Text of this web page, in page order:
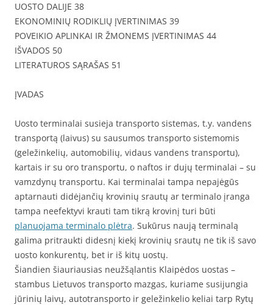
UOSTO DALIJE 38
EKONOMINIŲ RODIKLIŲ ĮVERTINIMAS 39
POVEIKIO APLINKAI IR ŽMONEMS ĮVERTINIMAS 44
IŠVADOS 50
LITERATUROS SĄRAŠAS 51
ĮVADAS
Uosto terminalai susieja transporto sistemas, t.y. vandens
transportą (laivus) su sausumos transporto sistemomis
(geležinkelių, automobilių, vidaus vandens transportu),
kartais ir su oro transportu, o naftos ir dujų terminalai – su
vamzdynų transportu. Kai terminalai tampa nepajėgūs
aptarnauti didėjančių krovinių srautų ar terminalo įranga
tampa neefektyvi krauti tam tikrą krovinį turi būti
planuojama terminalo plėtra. Sukūrus naują terminalą
galima pritraukti didesnį kiekį krovinių srautų ne tik iš savo
uosto konkurentų, bet ir iš kitų uostų.
Šiandien šiauriausias neužšąlantis Klaipėdos uostas –
stambus Lietuvos transporto mazgas, kuriame susijungia
jūrinių laivų, autotransporto ir geležinkelio keliai tarp Rytų